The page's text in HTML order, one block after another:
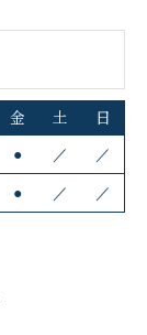
金 土 日
● ／ ／
● ／ ／